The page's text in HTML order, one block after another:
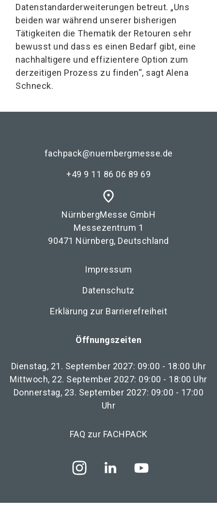
Datenstandarderweiterungen betreut. „Uns
beiden war während unserer bisherigen
Tätigkeiten die Thematik der Retouren sehr
bewusst und dass es einen Bedarf gibt, eine
nachhaltigere und effizientere Option zum
derzeitigen Prozess zu finden“, sagt Alena
Schneck.
fachpack@nuernbergmesse.de
+49 9 11 86 06 89 69
place
NürnbergMesse GmbH
Messezentrum 1
90471 Nürnberg, Deutschland
Impressum
Datenschutz
Erklärung zur Barrierefreiheit
Öffnungszeiten
Dienstag, 21. September 2027: 09:00 - 18:00 Uhr
Mittwoch, 22. September 2027: 09:00 - 18:00 Uhr
Donnerstag, 23. September 2027: 09:00 - 17:00
Uhr
FAQ zur FACHPACK